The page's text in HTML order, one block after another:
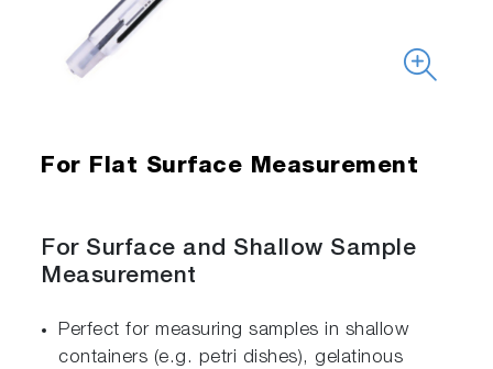
For Flat Surface Measurement
For Surface and Shallow Sample
Measurement
Perfect for measuring samples in shallow
containers (e.g. petri dishes), gelatinous